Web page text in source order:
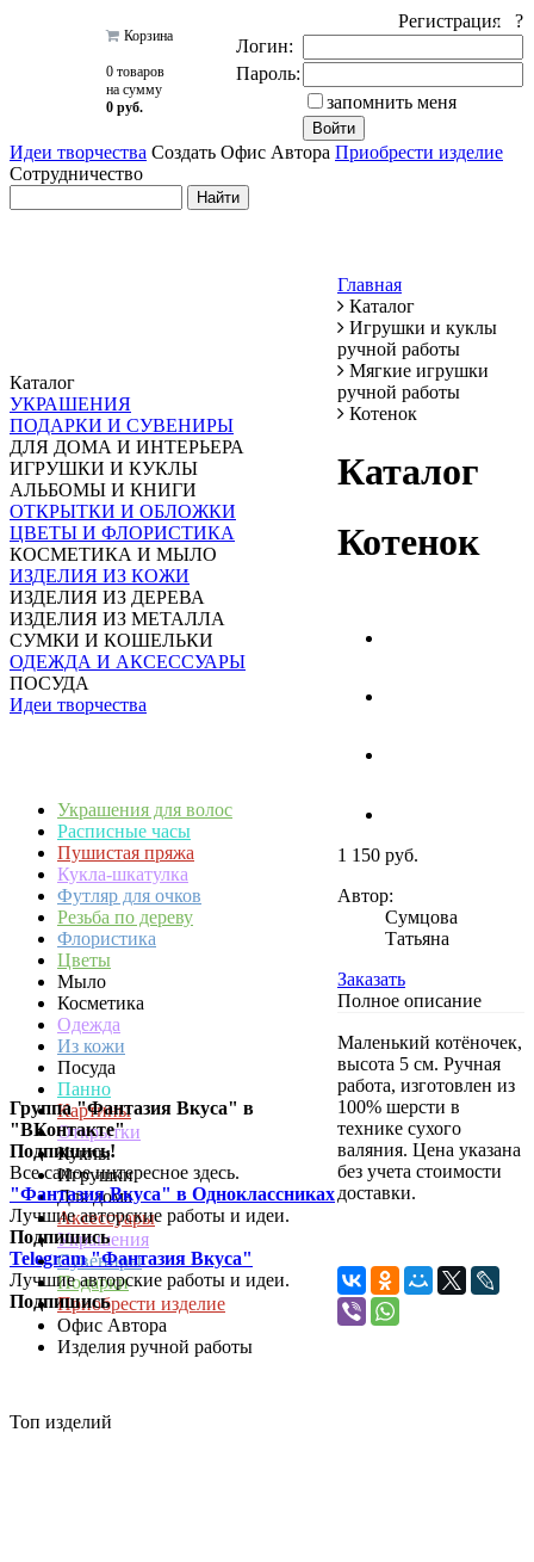
Корзина
0 товаров
на сумму
0 руб.
Регистрация ?
Логин:
Пароль:
запомнить меня
Идеи творчества Создать Офис Автора Приобрести изделие
Сотрудничество
Каталог
УКРАШЕНИЯ
ПОДАРКИ И СУВЕНИРЫ
ДЛЯ ДОМА И ИНТЕРЬЕРА
ИГРУШКИ И КУКЛЫ
АЛЬБОМЫ И КНИГИ
ОТКРЫТКИ И ОБЛОЖКИ
ЦВЕТЫ И ФЛОРИСТИКА
КОСМЕТИКА И МЫЛО
ИЗДЕЛИЯ ИЗ КОЖИ
ИЗДЕЛИЯ ИЗ ДЕРЕВА
ИЗДЕЛИЯ ИЗ МЕТАЛЛА
СУМКИ И КОШЕЛЬКИ
ОДЕЖДА И АКСЕССУАРЫ
ПОСУДА
Идеи творчества
Украшения для волос
Расписные часы
Пушистая пряжа
Кукла-шкатулка
Футляр для очков
Резьба по дереву
Флористика
Цветы
Мыло
Косметика
Одежда
Из кожи
Посуда
Панно
Картины
Открытки
Куклы
Игрушки
Для дома
Аксессуары
Украшения
Сувениры
Подарки
Приобрести изделие
Офис Автора
Изделия ручной работы
Группа "Фантазия Вкуса" в
"ВКонтакте"
Подпишись!
Все самое интересное здесь.
"Фантазия Вкуса" в Одноклассниках
Лучшие авторские работы и идеи.
Подпишись
Telegram "Фантазия Вкуса"
Лучшие авторские работы и идеи.
Подпишись
Главная
Каталог
Игрушки и куклы
ручной работы
Мягкие игрушки
ручной работы
Котенок
Каталог
Котенок
1 150 руб.
Автор:
Сумцова
Татьяна
Заказать
Полное описание
Маленький котёночек,
высота 5 см. Ручная
работа, изготовлен из
100% шерсти в
технике сухого
валяния. Цена указана
без учета стоимости
доставки.
Топ изделий